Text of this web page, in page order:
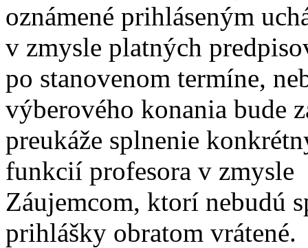
oznámené prihláseným
v zmysle platných
po stanovenom termíne,
výberového konania bude
preukáže splnenie
funkcií profesora v zmysle
Záujemcom, ktorí nebudú
prihlášky obratom vrátené.